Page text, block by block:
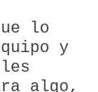
lo
y
algo,